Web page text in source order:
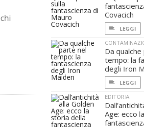
Covacich
LEGGI
Da
tempo: la
degli Iron
LEGGI
EDITORIA
Age: ecco